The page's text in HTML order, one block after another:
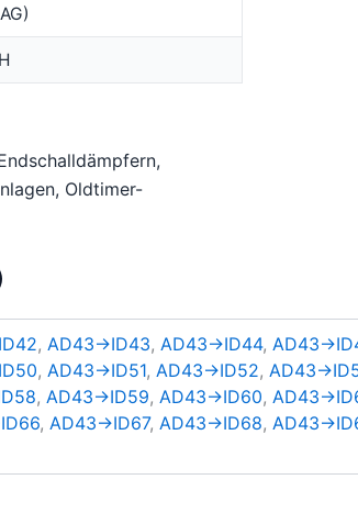
Oldtimer-
, AD43→ID43, AD43→ID44,
, AD43→ID51, AD43→ID52,
, AD43→ID59, AD43→ID60,
, AD43→ID67, AD43→ID68,